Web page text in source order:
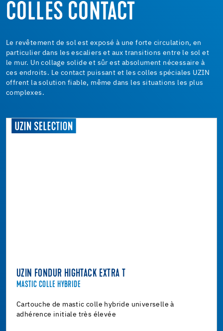
COLLES CONTACT
Le revêtement de sol est exposé à une forte circulation, en
particulier dans les escaliers et aux transitions entre le sol et
le mur. Un collage solide et sûr est absolument nécessaire à
ces endroits. Le contact puissant et les colles spéciales UZIN
offrent la solution fiable, même dans les situations les plus
complexes.
UZIN FONDUR HIGHTACK EXTRA T
MASTIC COLLE HYBRIDE
Cartouche de mastic colle hybride universelle à
adhérence initiale très élevée